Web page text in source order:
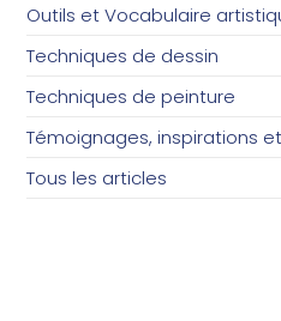
Outils et Vocabulaire
Techniques de dessin
Techniques de peinture
Témoignages, inspirations
Tous les articles